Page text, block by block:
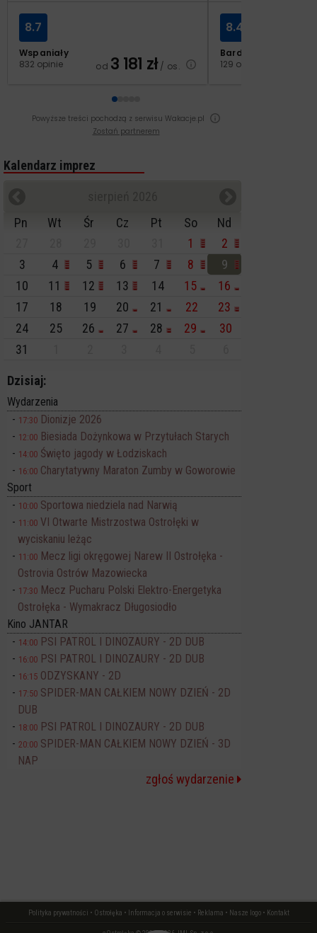
Wspaniały
832 opinie
8.7
od 3 181 zł/ os.
Bardzo dobry
129 opinii
8.4
Powyższe treści pochodzą z serwisu Wakacje.pl
Zostań partnerem
Kalendarz imprez
Pn
Wt Śr Cz Pt So
Nd
1
2
3
4 5 6 7 8
9
10
11 12 13 14 15
16
17
18 19 20 21 22
23
24
25 26 27 28 29
30
31
Dzisiaj:
Wydarzenia
17:30 Dionizje 2026
12:00 Biesiada Dożynkowa w Przytułach Starych
14:00 Święto jagody w Łodziskach
16:00 Charytatywny Maraton Zumby w Goworowie
Sport
10:00 Sportowa niedziela nad Narwią
11:00 VI Otwarte Mistrzostwa Ostrołęki w
wyciskaniu leżąc
11:00 Mecz ligi okręgowej Narew II Ostrołęka -
Ostrovia Ostrów Mazowiecka
17:30 Mecz Pucharu Polski Elektro-Energetyka
Ostrołęka - Wymakracz Długosiodło
Kino JANTAR
14:00 PSI PATROL I DINOZAURY - 2D DUB
16:00 PSI PATROL I DINOZAURY - 2D DUB
16:15 ODZYSKANY - 2D
17:50 SPIDER-MAN CAŁKIEM NOWY DZIEŃ - 2D
DUB
18:00 PSI PATROL I DINOZAURY - 2D DUB
20:00 SPIDER-MAN CAŁKIEM NOWY DZIEŃ - 3D
NAP
zgłoś wydarzenie
Polityka prywatności • Ostrołęka • Informacja o serwisie • Reklama • Nasze logo• Kontakt